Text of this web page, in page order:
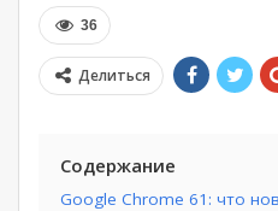
36
Делиться
Содержание
Google Chrome 61: что